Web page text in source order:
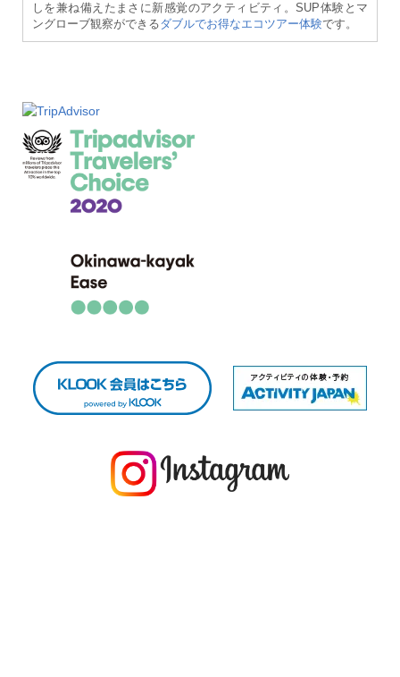
しを兼ね備えたまさに新感覚のアクティビティ。SUP体験とマ
ングローブ観察ができるダブルでお得なエコツアー体験です。